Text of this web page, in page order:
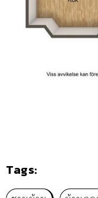
Tags: